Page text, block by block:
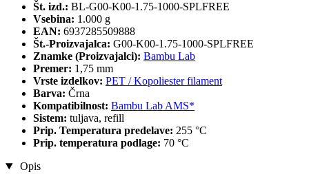
Št. izd.: BL-G00-K00-1.75-1000-SPLFREE
Vsebina: 1.000 g
EAN: 6937285509888
Št.-Proizvajalca: G00-K00-1.75-1000-SPLFREE
Znamke (Proizvajalci): Bambu Lab
Premer: 1,75 mm
Vrste izdelkov: PET / Kopoliester filament
Barva: Črna
Kompatibilnost: Bambu Lab AMS*
Sistem: tuljava, refill
Prip. Temperatura predelave: 255 °C
Prip. temperatura podlage: 70 °C
Opis